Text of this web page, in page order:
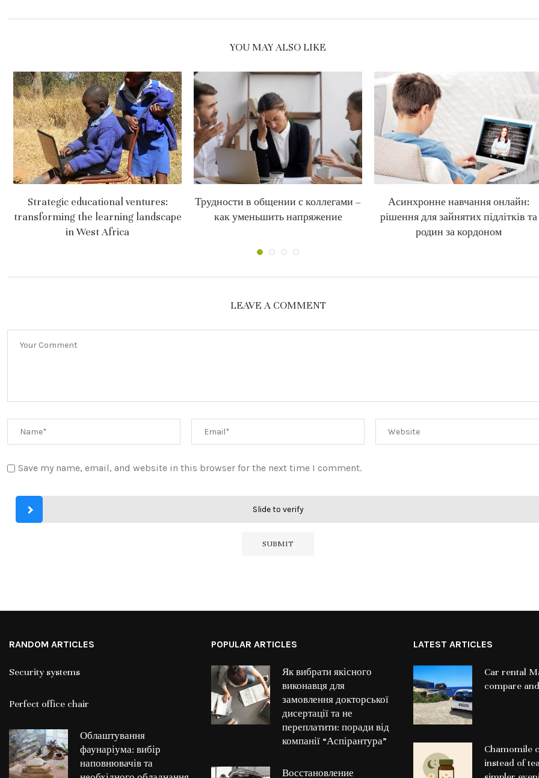
YOU MAY ALSO LIKE
Strategic educational ventures:
transforming the learning landscape
in West Africa
Трудности в общении с коллегами –
как уменьшить напряжение
Асинхронне навчання онлайн:
рішення для зайнятих підлітків та
родин за кордоном
LEAVE A COMMENT
Save my name, email, and website in this browser for the next time I comment.
Slide to verify
RANDOM ARTICLES
Security systems
Perfect office chair
Облаштування
фаунаріума: вибір
наповнювачів та
POPULAR ARTICLES
Як вибрати якісного
виконавця для
замовлення докторської
дисертації та не
переплатити: поради від
компанії “Аспірантура”
Восстановление
LATEST ARTICLES
Car rental
compare
Chamomile
instead of